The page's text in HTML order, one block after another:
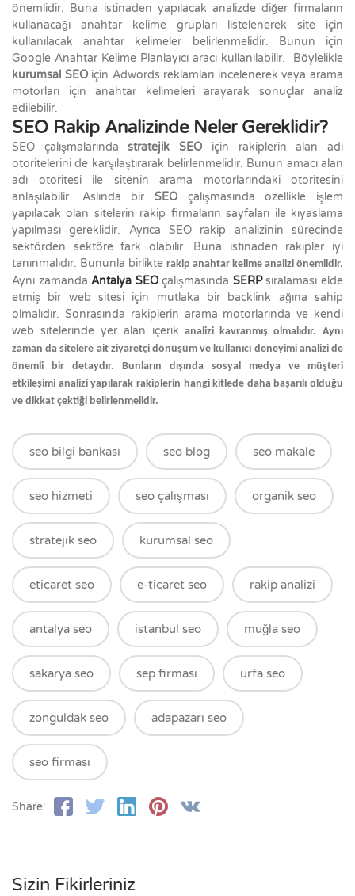
önemlidir. Buna istinaden yapılacak analizde diğer firmaların
kullanacağı anahtar kelime grupları listelenerek site için
kullanılacak anahtar kelimeler belirlenmelidir. Bunun için
Google Anahtar Kelime Planlayıcı aracı kullanılabilir. Böylelikle
kurumsal SEOiçin Adwords reklamları incelenerek veya arama
motorları için anahtar kelimeleri arayarak sonuçlar analiz
edilebilir.
SEO Rakip Analizinde Neler Gereklidir?
SEO çalışmalarındastratejik SEO için rakiplerin alan adı
otoritelerini de karşılaştırarak belirlenmelidir. Bunun amacı alan
adı otoritesi ile sitenin arama motorlarındaki otoritesini
anlaşılabilir. Aslında bir SEO çalışmasında özellikle işlem
yapılacak olan sitelerin rakip firmaların sayfaları ile kıyaslama
yapılması gereklidir. Ayrıca SEO rakip analizinin sürecinde
sektörden sektöre fark olabilir. Buna istinaden rakipler iyi
tanınmalıdır. Bununla birlikte rakip anahtar kelime analizi önemlidir.
Aynı zamandaAntalya SEOçalışmasında SERPsıralaması elde
etmiş bir web sitesi için mutlaka bir backlink ağına sahip
olmalıdır. Sonrasında rakiplerin arama motorlarında ve kendi
web sitelerinde yer alan içerik analizi kavranmış olmalıdır. Aynı
zaman da sitelere ait ziyaretçi dönüşüm ve kullanıcı deneyimi analizi de
önemli bir detaydır. Bunların dışında sosyal medya ve müşteri
etkileşimi analizi yapılarak rakiplerin hangi kitlede daha başarılı olduğu
ve dikkat çektiği belirlenmelidir.
seo bilgi bankası seo blog seo makale
seo hizmeti seo çalışması organik seo
stratejik seo kurumsal seo
eticaret seo e-ticaret seo rakip analizi
antalya seo istanbul seo muğla seo
sakarya seo sep firması urfa seo
zonguldak seo adapazarı seo
seo firması
Share:
Sizin Fikirleriniz